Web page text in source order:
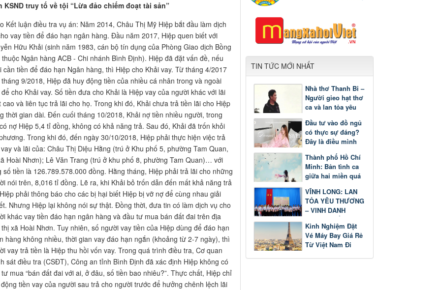
KSND truy tố về tội “Lừa đảo chiếm đoạt tài sản”
Kết luận điều tra vụ án: Năm 2014, Châu Thị Mỹ Hiệp bắt đầu làm dịch
vay tiền để đáo hạn ngân hàng. Đầu năm 2017, Hiệp quen biết với
Hữu Khải (sinh năm 1983, cán bộ tín dụng của Phòng Giao dịch Bồng
thuộc Ngân hàng ACB - Chi nhánh Bình Định). Hiệp đã đặt vấn đề, nếu
cần tiền để đáo hạn Ngân hàng, thì Hiệp cho Khải vay. Từ tháng 4/2017
9/2018, Hiệp đã huy động tiền của nhiều cá nhân trong và ngoài
cho Khải vay. Số tiền đưa cho Khải là Hiệp vay của người khác với lãi
cao và liên tục trả lãi cho họ. Trong khi đó, Khải chưa trả tiền lãi cho Hiệp
thời gian dài. Đến cuối tháng 10/2018, Khải nợ tiền nhiều người, trong
nợ Hiệp 5,4 tỉ đồng, không có khả năng trả. Sau đó, Khải đã trốn khỏi
Trong khi đó, đến ngày 30/10/2018, Hiệp phải thực hiện việc trả
và lãi của: Châu Thị Diệu Hằng (trú ở Khu phố 5, phường Tam Quan,
Hoài Nhơn); Lê Văn Trang (trú ở khu phố 8, phường Tam Quan)… với
số tiền là 126.789.578.000 đồng. Hằng tháng, Hiệp phải trả lãi cho những
nói trên, 8,016 tỉ đồng. Lẽ ra, khi Khải bỏ trốn dẫn đến mất khả năng trả
phải thông báo cho các bị hại biết Hiệp bị vỡ nợ để cùng nhau giải
Nhưng Hiệp lại không nói sự thật. Đồng thời, đưa tin có làm dịch vụ cho
khác vay tiền đáo hạn ngân hàng và đầu tư mua bán đất đai trên địa
xã Hoài Nhơn. Tuy nhiên, số người vay tiền của Hiệp dùng để đáo hạn
hàng không nhiều, thời gian vay đáo hạn ngắn (khoảng từ 2-7 ngày), thì
vay trả tiền là Hiệp thu hồi vốn vay. Trong quá trình điều tra, Cơ quan
sát điều tra (CSĐT), Công an tỉnh Bình Định đã xác định Hiệp không có
mua “bán đất đai với ai, ở đâu, số tiền bao nhiêu?”. Thực chất, Hiệp chỉ
tiền vay của người sau trả cho người trước để hưởng chênh lệch lãi
TIN TỨC MỚI NHẤT
Nhà thơ Thanh Bi –
Người gieo hạt thơ
ca và lan tỏa yêu
Đầu tư vào đồ ngủ
có thực sự đáng?
Đây là điều mình
thời gian
Thành phố Hồ Chí
Minh: Bản tình ca
giữa hai miền quá
VĨNH LONG: LAN
TỎA YÊU THƯƠNG
– VINH DANH
GƯƠNG SÁNG
HỌC TẬP
Kinh Nghiệm Đặt
Vé Máy Bay Giá Rẻ
Từ Việt Nam Đi